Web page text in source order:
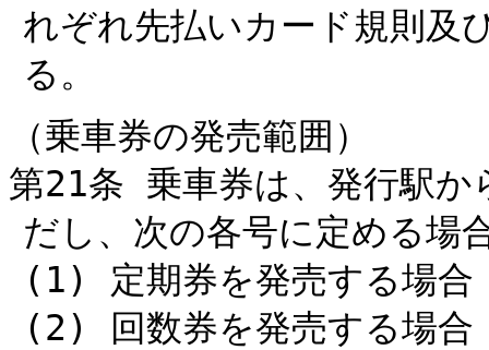
れぞれ先払いカード規則及
る。
（乗車券の発売範囲）
第21条 乗車券は、発行駅か
だし、次の各号に定める場
(1) 定期券を発売する場合
(2) 回数券を発売する場合